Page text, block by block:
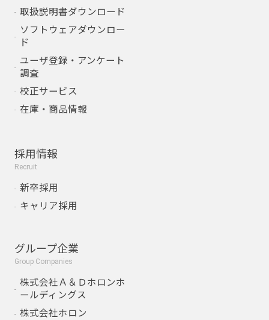
取扱説明書ダウンロード
ソフトウェアダウンロー
ド
ユーザ登録・アンケート
調査
校正サービス
在庫・商品情報
採用情報
Recruit
新卒採用
キャリア採用
グループ企業
Group Companies
株式会社Ａ＆Ｄホロンホ
ールディングス
株式会社ホロン